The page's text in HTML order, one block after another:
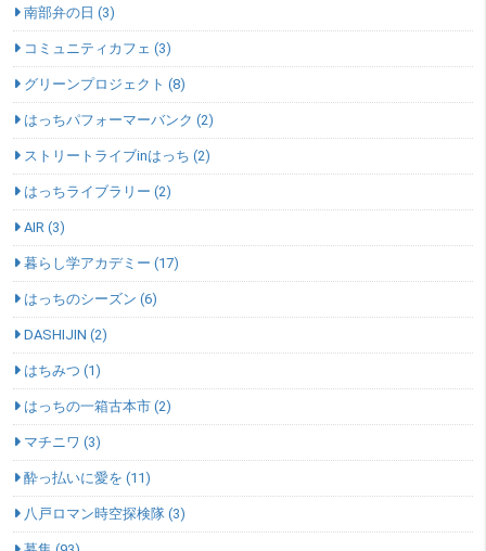
南部弁の日 (3)
コミュニティカフェ (3)
グリーンプロジェクト (8)
はっちパフォーマーバンク (2)
ストリートライブinはっち (2)
はっちライブラリー (2)
AIR (3)
暮らし学アカデミー (17)
はっちのシーズン (6)
DASHIJIN (2)
はちみつ (1)
はっちの一箱古本市 (2)
マチニワ (3)
酔っ払いに愛を (11)
八戸ロマン時空探検隊 (3)